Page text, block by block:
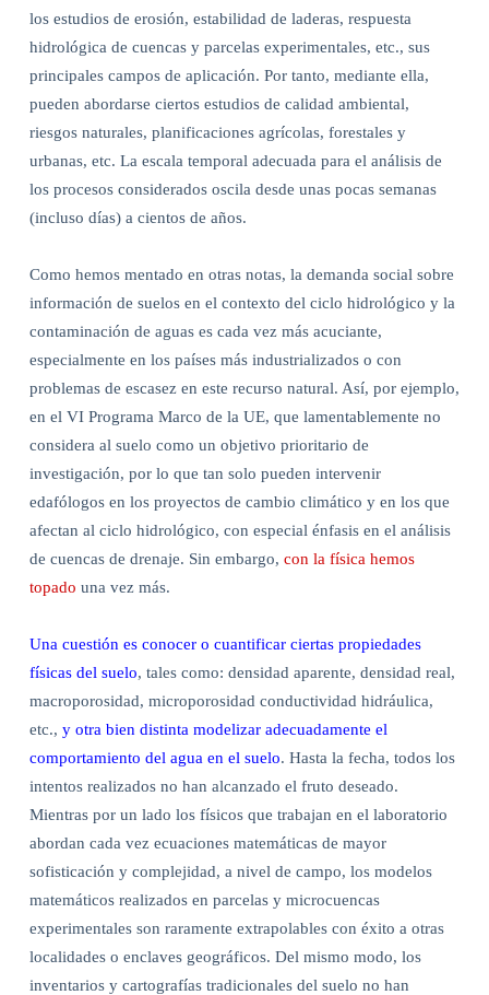
los estudios de erosión, estabilidad de laderas, respuesta
hidrológica de cuencas y parcelas experimentales, etc., sus
principales campos de aplicación. Por tanto, mediante ella,
pueden abordarse ciertos estudios de calidad ambiental,
riesgos naturales, planificaciones agrícolas, forestales y
urbanas, etc. La escala temporal adecuada para el análisis de
los procesos considerados oscila desde unas pocas semanas
(incluso días) a cientos de años.
Como hemos mentado en otras notas, la demanda social sobre
información de suelos en el contexto del ciclo hidrológico y la
contaminación de aguas es cada vez más acuciante,
especialmente en los países más industrializados o con
problemas de escasez en este recurso natural. Así, por ejemplo,
en el VI Programa Marco de la UE, que lamentablemente no
considera al suelo como un objetivo prioritario de
investigación, por lo que tan solo pueden intervenir
edafólogos en los proyectos de cambio climático y en los que
afectan al ciclo hidrológico, con especial énfasis en el análisis
de cuencas de drenaje. Sin embargo, con la física hemos
topado una vez más.
Una cuestión es conocer o cuantificar ciertas propiedades
físicas del suelo, tales como: densidad aparente, densidad real,
macroporosidad, microporosidad conductividad hidráulica,
etc., y otra bien distinta modelizar adecuadamente el
comportamiento del agua en el suelo. Hasta la fecha, todos los
intentos realizados no han alcanzado el fruto deseado.
Mientras por un lado los físicos que trabajan en el laboratorio
abordan cada vez ecuaciones matemáticas de mayor
sofisticación y complejidad, a nivel de campo, los modelos
matemáticos realizados en parcelas y microcuencas
experimentales son raramente extrapolables con éxito a otras
localidades o enclaves geográficos. Del mismo modo, los
inventarios y cartografías tradicionales del suelo no han